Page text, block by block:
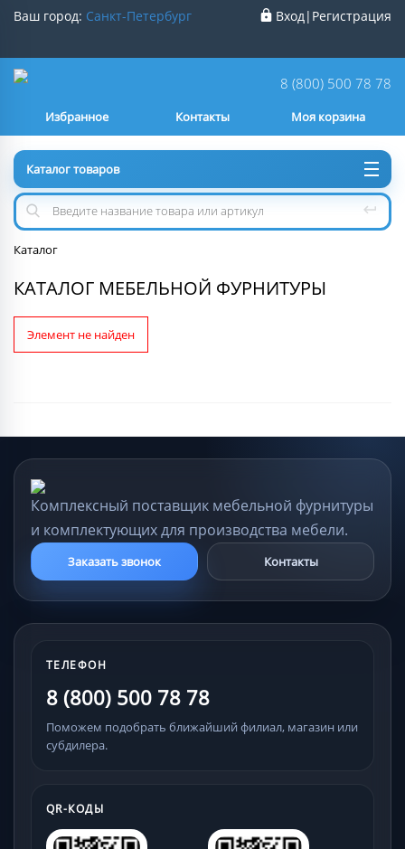
Ваш город: Санкт-Петербург
Нет
Вход| Регистрация
8 (800) 500 78 78
Контакты
Избранное Моя корзина
Каталог товаров
Каталог
КАТАЛОГ МЕБЕЛЬНОЙ ФУРНИТУРЫ
Элемент не найден
Комплексный поставщик мебельной фурнитуры
и комплектующих для производства мебели.
Заказать звонок Контакты
ТЕЛЕФОН
8 (800) 500 78 78
Поможем подобрать ближайший филиал, магазин или
субдилера.
QR-КОДЫ